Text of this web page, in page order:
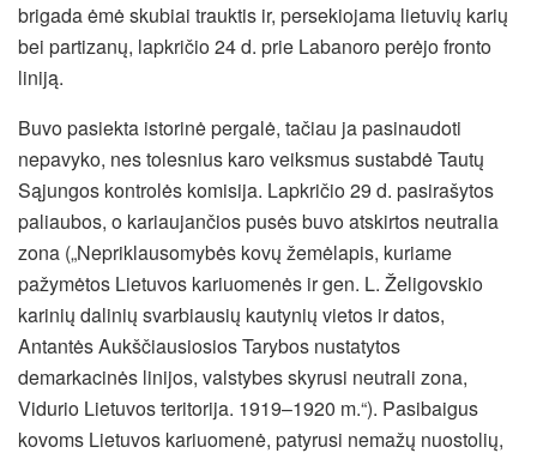
brigada ėmė skubiai trauktis ir, persekiojama lietuvių karių
bei partizanų, lapkričio 24 d. prie Labanoro perėjo fronto
liniją.
Buvo pasiekta istorinė pergalė, tačiau ja pasinaudoti
nepavyko, nes tolesnius karo veiksmus sustabdė Tautų
Sąjungos kontrolės komisija. Lapkričio 29 d. pasirašytos
paliaubos, o kariaujančios pusės buvo atskirtos neutralia
zona („Nepriklausomybės kovų žemėlapis, kuriame
pažymėtos Lietuvos kariuomenės ir gen. L. Želigovskio
karinių dalinių svarbiausių kautynių vietos ir datos,
Antantės Aukščiausiosios Tarybos nustatytos
demarkacinės linijos, valstybes skyrusi neutrali zona,
Vidurio Lietuvos teritorija. 1919–1920 m.“). Pasibaigus
kovoms Lietuvos kariuomenė, patyrusi nemažų nuostolių,